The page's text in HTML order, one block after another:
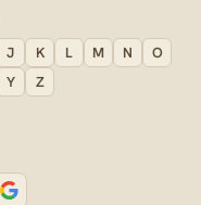
J K L M N
O
Y Z